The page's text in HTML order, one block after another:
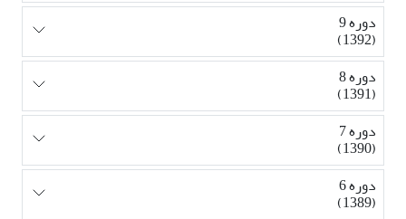
دوره 9
(1392)
دوره 8
(1391)
دوره 7
(1390)
دوره 6
(1389)